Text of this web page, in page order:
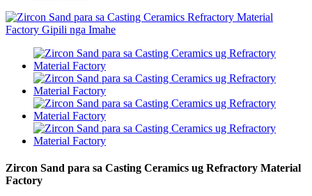
Zircon Sand para sa Casting Ceramics ug Refractory Material
Factory